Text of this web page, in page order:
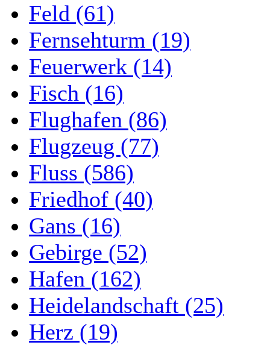
Feld (61)
Fernsehturm (19)
Feuerwerk (14)
Fisch (16)
Flughafen (86)
Flugzeug (77)
Fluss (586)
Friedhof (40)
Gans (16)
Gebirge (52)
Hafen (162)
Heidelandschaft (25)
Herz (19)